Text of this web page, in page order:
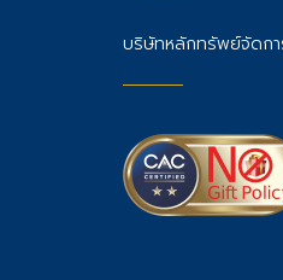
บริษัทหลักทรัพย์จัดก